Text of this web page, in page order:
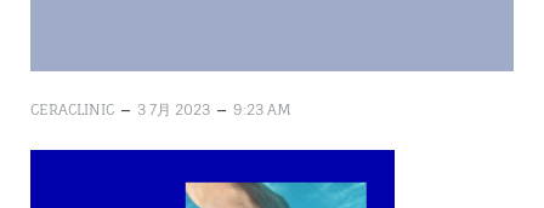
CERACLINIC – 3 7月 2023 – 9:23 AM